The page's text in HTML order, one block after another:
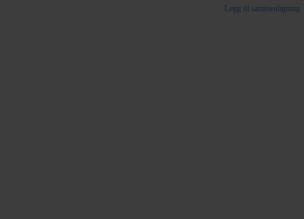
Legg til sammenligning